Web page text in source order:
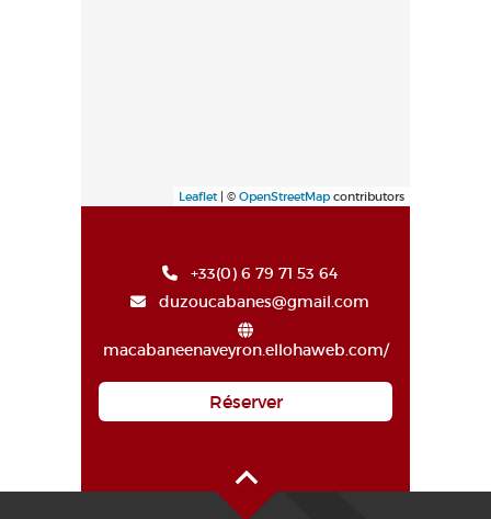
Leaflet| © OpenStreetMap contributors
+33(0) 6 79 71 53 64
duzoucabanes@gmail.com
macabaneenaveyron.ellohaweb.com/
Réserver